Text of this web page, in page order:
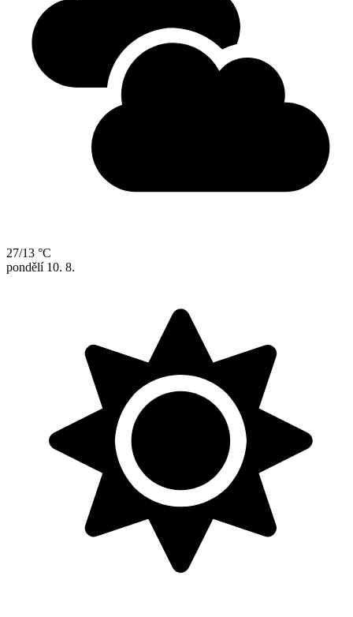
27/13 °C
pondělí 10. 8.